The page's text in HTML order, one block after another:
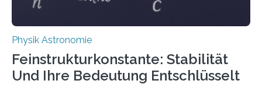
Physik Astronomie
Feinstrukturkonstante: Stabilität
Und Ihre Bedeutung Entschlüsselt